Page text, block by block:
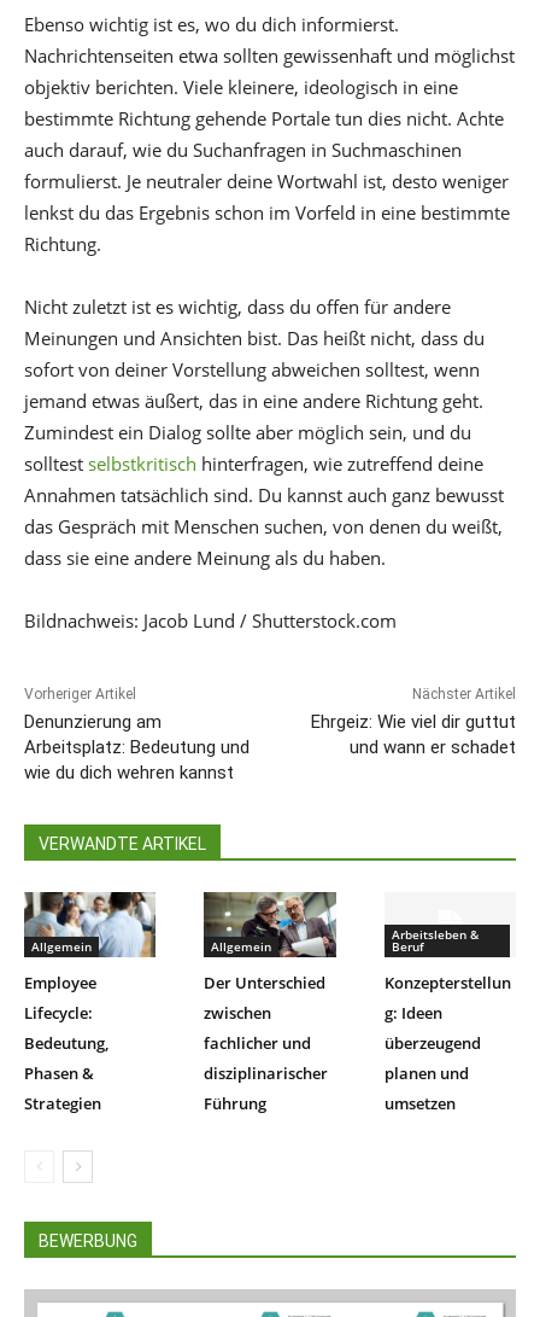
Ebenso wichtig ist es, wo du dich informierst.
Nachrichtenseiten etwa sollten gewissenhaft und möglichst
objektiv berichten. Viele kleinere, ideologisch in eine
bestimmte Richtung gehende Portale tun dies nicht. Achte
auch darauf, wie du Suchanfragen in Suchmaschinen
formulierst. Je neutraler deine Wortwahl ist, desto weniger
lenkst du das Ergebnis schon im Vorfeld in eine bestimmte
Richtung.
Nicht zuletzt ist es wichtig, dass du offen für andere
Meinungen und Ansichten bist. Das heißt nicht, dass du
sofort von deiner Vorstellung abweichen solltest, wenn
jemand etwas äußert, das in eine andere Richtung geht.
Zumindest ein Dialog sollte aber möglich sein, und du
solltest selbstkritisch hinterfragen, wie zutreffend deine
Annahmen tatsächlich sind. Du kannst auch ganz bewusst
das Gespräch mit Menschen suchen, von denen du weißt,
dass sie eine andere Meinung als du haben.
Bildnachweis: Jacob Lund / Shutterstock.com
Vorheriger Artikel
Denunzierung am
Arbeitsplatz: Bedeutung und
wie du dich wehren kannst
Nächster Artikel
Ehrgeiz: Wie viel dir guttut
und wann er schadet
VERWANDTE ARTIKEL
Allgemein
Employee
Lifecycle:
Bedeutung,
Phasen &
Strategien
Allgemein
Der Unterschied
zwischen
fachlicher und
disziplinarischer
Führung
Arbeitsleben &
Beruf
Konzepterstellun
g: Ideen
überzeugend
planen und
umsetzen
BEWERBUNG